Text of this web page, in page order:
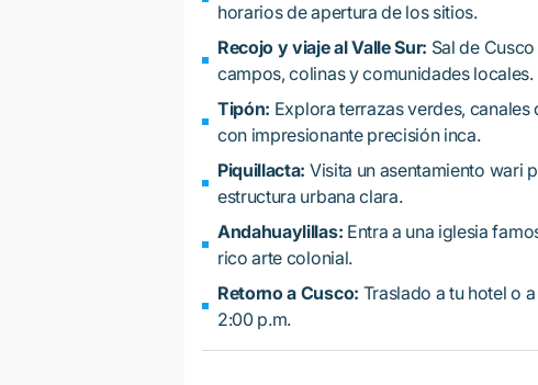
horarios de apertura de los sitios.
Recojo y viaje al Valle Sur: Sal de
campos, colinas y comunidades locales.
Tipón: Explora terrazas verdes,
con impresionante precisión inca.
Piquillacta: Visita un asentamiento wari
estructura urbana clara.
Andahuaylillas: Entra a una iglesia
rico arte colonial.
Retorno a Cusco: Traslado a tu hotel o
2:00 p.m.